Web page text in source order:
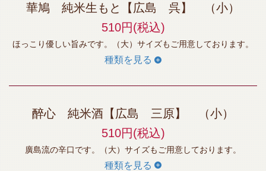
華鳩 純米生もと【広島 呉】 （小）
510円(税込)
ほっこり優しい旨みです。（大）サイズもご用意しております。
種類を見る
醉心 純米酒【広島 三原】 （小）
510円(税込)
廣島流の辛口です。（大）サイズもご用意しております。
種類を見る